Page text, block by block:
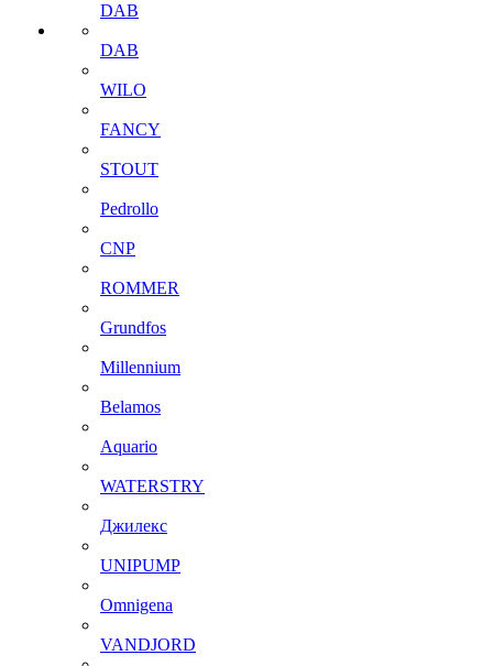
DAB
DAB
WILO
FANCY
STOUT
Pedrollo
CNP
ROMMER
Grundfos
Millennium
Belamos
Aquario
WATERSTRY
Джилекс
UNIPUMP
Omnigena
VANDJORD